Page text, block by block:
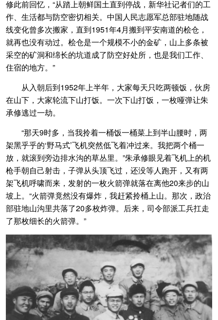
修此前回忆，“从踏上朝鲜国土直到停战，新华社记者们的工
作、生活都与防空密切相关。中国人民志愿军总部驻地随战
线变化曾多次搬家，直到1951年4月搬到平安南道的桧仓，
就再也没有动过。桧仓是一个规模不小的金矿，山上多条被
采空的矿洞和绵长的坑道成了防空好处所，也是我们工作、
住宿的地方。”
从入朝后到1952年上半年，大家每天只吃两顿饭，伙房
在山下，大家轮流下山打饭。一次下山打饭，一枚哑弹让朱
承修逃过一劫。
“那天9时多，当我拎着一桶饭一桶菜上到半山腰时，两
架黑乎乎的‘野马式’飞机突然低飞着冲过来。我把两个桶一
放，就滚到旁边排水沟的草丛里。”朱承修眼见着飞机上的机
枪手朝自己射击，子弹从头顶飞过，还没等人跑开，又有两
架飞机呼啸而来，发射的一枚火箭弹就落在离他20来步的山
坡上。“火箭弹竟然没有爆炸，我赶紧拎桶上山。那次，政治
部驻地山沟里共落了20多枚炸弹。后来，司令部派工兵扛走
了那枚细长的火箭弹。”